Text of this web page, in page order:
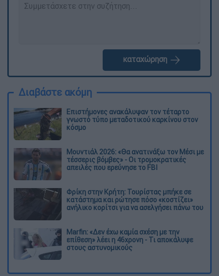
καταχώρηση
Διαβάστε ακόμη
Επιστήμονες ανακάλυψαν τον τέταρτο
γνωστό τύπο μεταδοτικού καρκίνου στον
κόσμο
Μουντιάλ 2026: «Θα ανατινάξω τον Μέσι με
τέσσερις βόμβες» - Οι τρομοκρατικές
απειλές που ερεύνησε το FBI
Φρίκη στην Κρήτη: Τουρίστας μπήκε σε
κατάστημα και ρώτησε πόσο «κοστίζει»
ανήλικο κορίτσι για να ασελγήσει πάνω του
Marfin: «Δεν έχω καμία σχέση με την
επίθεση» λέει η 46χρονη - Τι αποκάλυψε
στους αστυνομικούς